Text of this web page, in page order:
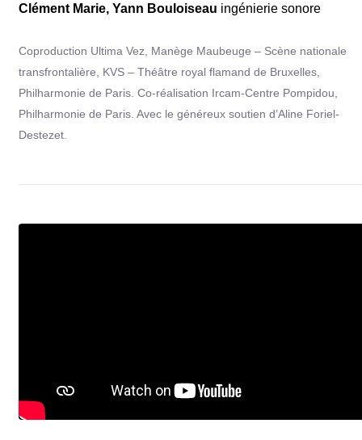
Clément Marie, Yann Bouloiseau ingénierie sonore
Coproduction Ultima Vez, Manège Maubeuge – Scène nationale
transfrontalière, KVS – Théâtre royal flamand de Bruxelles,
Philharmonie de Paris. Co-réalisation Ircam-Centre Pompidou,
Philharmonie de Paris. Avec le généreux soutien d’Aline Foriel-
Destezet.